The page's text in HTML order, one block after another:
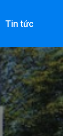
Tin tức